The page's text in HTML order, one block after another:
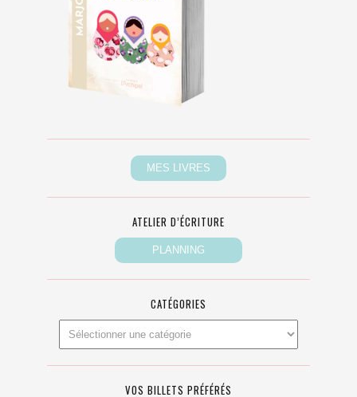
ATELIER D’ÉCRITURE
CATÉGORIES
VOS BILLETS PRÉFÉRÉS